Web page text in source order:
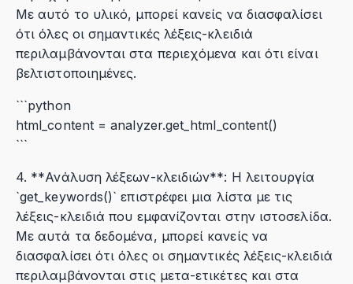
Με αυτό το υλικό, μπορεί κανείς να διασφαλίσει
ότι όλες οι σημαντικές λέξεις-κλειδιά
περιλαμβάνονται στα περιεχόμενα και ότι είναι
βελτιστοποιημένες.
```python
html_content = analyzer.get_html_content()
```
4. **Ανάλυση λέξεων-κλειδιών**: Η λειτουργία
`get_keywords()` επιστρέφει μια λίστα με τις
λέξεις-κλειδιά που εμφανίζονται στην ιστοσελίδα.
Με αυτά τα δεδομένα, μπορεί κανείς να
διασφαλίσει ότι όλες οι σημαντικές λέξεις-κλειδιά
περιλαμβάνονται στις μετα-ετικέτες και στα